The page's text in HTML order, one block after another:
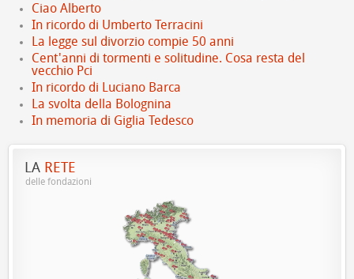
Ciao Alberto
In ricordo di Umberto Terracini
La legge sul divorzio compie 50 anni
Cent'anni di tormenti e solitudine. Cosa resta del
vecchio Pci
In ricordo di Luciano Barca
La svolta della Bolognina
In memoria di Giglia Tedesco
LA RETE
delle fondazioni